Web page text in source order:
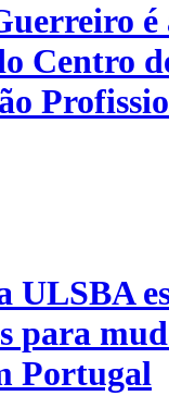
é
Centro
ULSBA
para
Portugal